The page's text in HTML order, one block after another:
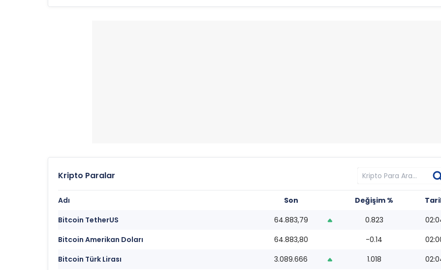
Kripto Paralar
Adı Son Değişim %
Bitcoin TetherUS
64.883,79 0.823
Bitcoin Amerikan Doları
64.883,80 -0.14
Bitcoin Türk Lirası
3.089.666 1.018